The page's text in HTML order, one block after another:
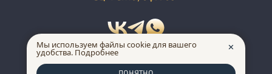
made in INTRID
Мы используем файлы cookie для вашего
удобства. Подробнее
✕